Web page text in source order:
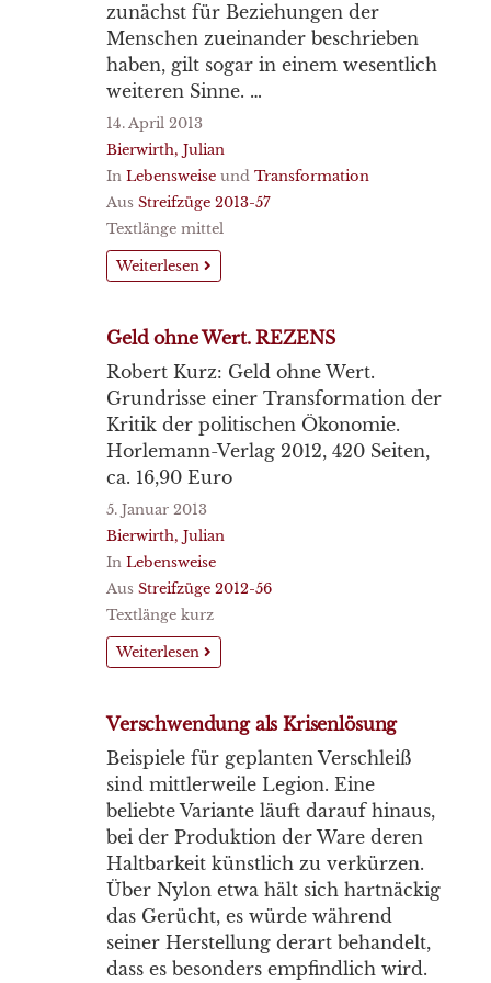
zunächst für Beziehungen der
Menschen zueinander beschrieben
haben, gilt sogar in einem wesentlich
weiteren Sinne. …
14. April 2013
Bierwirth, Julian
In Lebensweise und Transformation
Aus Streifzüge 2013-57
Textlänge mittel
Weiterlesen
Geld ohne Wert. REZENS
Robert Kurz: Geld ohne Wert.
Grundrisse einer Transformation der
Kritik der politischen Ökonomie.
Horlemann-Verlag 2012, 420 Seiten,
ca. 16,90 Euro
5. Januar 2013
Bierwirth, Julian
In Lebensweise
Aus Streifzüge 2012-56
Textlänge kurz
Weiterlesen
Verschwendung als Krisenlösung
Beispiele für geplanten Verschleiß
sind mittlerweile Legion. Eine
beliebte Variante läuft darauf hinaus,
bei der Produktion der Ware deren
Haltbarkeit künstlich zu verkürzen.
Über Nylon etwa hält sich hartnäckig
das Gerücht, es würde während
seiner Herstellung derart behandelt,
dass es besonders empfindlich wird.